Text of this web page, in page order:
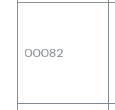
00082